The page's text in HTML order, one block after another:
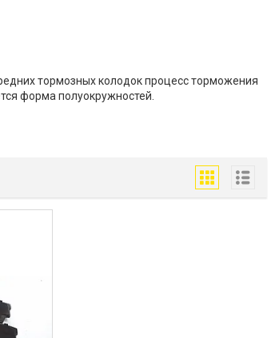
тормозных колодок процесс торможения
форма полуокружностей.